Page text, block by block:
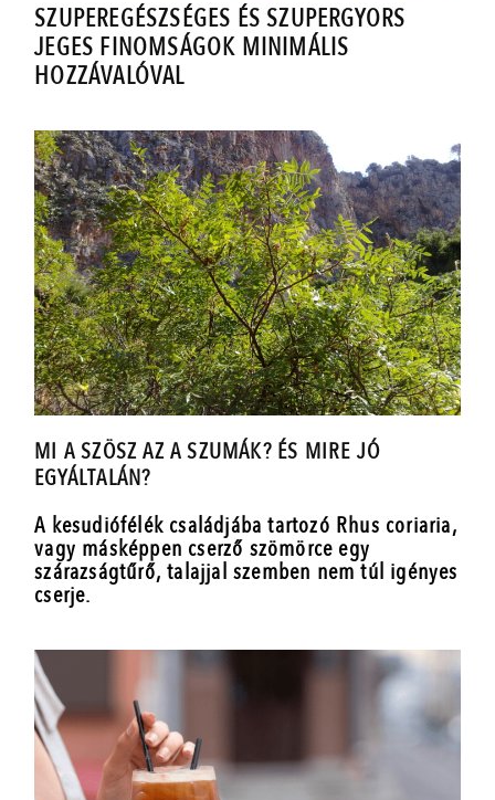
SZUPEREGÉSZSÉGES ÉS SZUPERGYORS
JEGES FINOMSÁGOK MINIMÁLIS
HOZZÁVALÓVAL
MI A SZÖSZ AZ A SZUMÁK? ÉS MIRE JÓ
EGYÁLTALÁN?
A kesudiófélék családjába tartozó Rhus coriaria,
vagy másképpen cserző szömörce egy
szárazságtűrő, talajjal szemben nem túl igényes
cserje.